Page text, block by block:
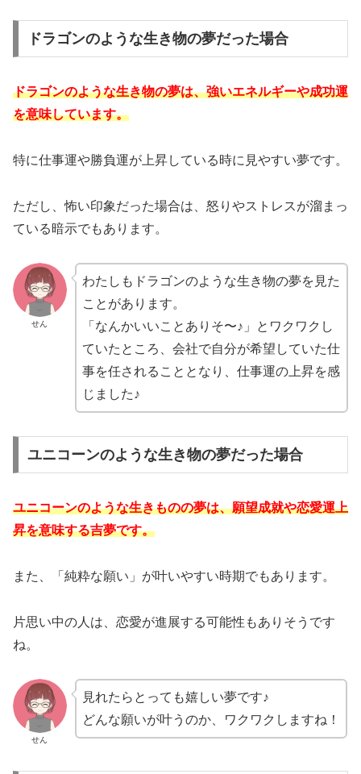
ドラゴンのような生き物の夢だった場合
ドラゴンのような生き物の夢は、強いエネルギーや成功運
を意味しています。
特に仕事運や勝負運が上昇している時に見やすい夢です。
ただし、怖い印象だった場合は、怒りやストレスが溜まっ
ている暗示でもあります。
せん
わたしもドラゴンのような生き物の夢を見た
ことがあります。
「なんかいいことありそ〜♪」とワクワクし
ていたところ、会社で自分が希望していた仕
事を任されることとなり、仕事運の上昇を感
じました♪
ユニコーンのような生き物の夢だった場合
ユニコーンのような生きものの夢は、願望成就や恋愛運上
昇を意味する吉夢です。
また、「純粋な願い」が叶いやすい時期でもあります。
片思い中の人は、恋愛が進展する可能性もありそうです
ね。
せん
見れたらとっても嬉しい夢です♪
どんな願いが叶うのか、ワクワクしますね！